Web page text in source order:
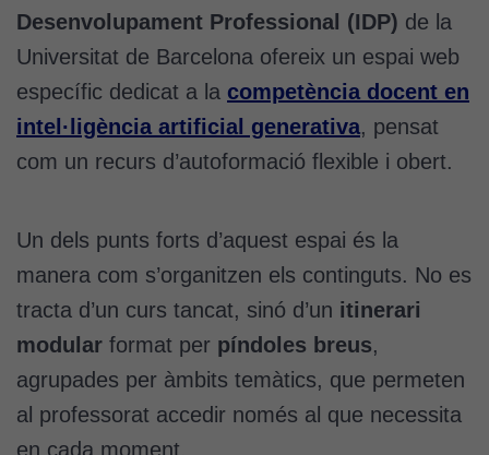
Desenvolupament Professional (IDP) de la
Universitat de Barcelona ofereix un espai web
específic dedicat a la competència docent en
intel·ligència artificial generativa, pensat
com un recurs d’autoformació flexible i obert.
Un dels punts forts d’aquest espai és la
manera com s’organitzen els continguts. No es
tracta d’un curs tancat, sinó d’un itinerari
modular format per píndoles breus,
agrupades per àmbits temàtics, que permeten
al professorat accedir només al que necessita
en cada moment.